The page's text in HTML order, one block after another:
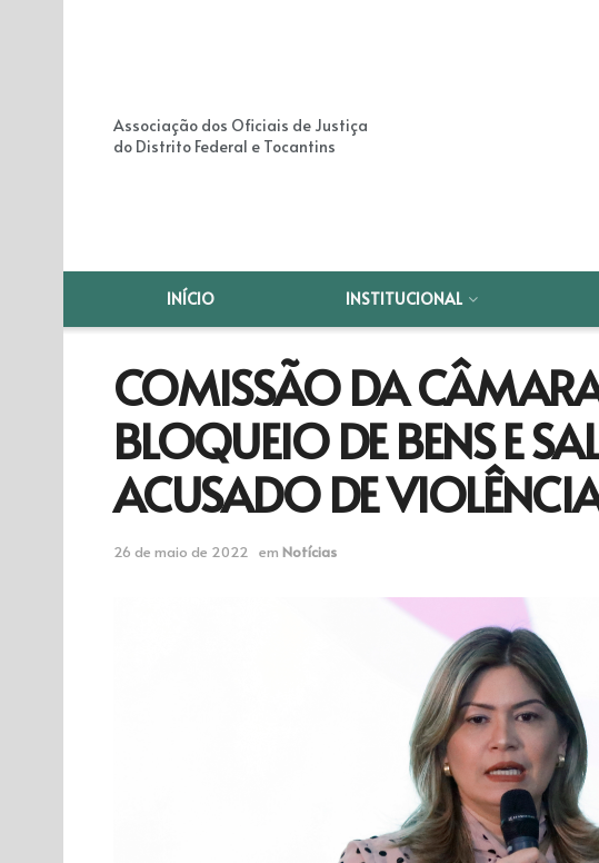
Associação dos Oficiais de Justiça
do Distrito Federal e Tocantins
INÍCIO INSTITUCIONAL
COMISSÃO DA
BLOQUEIO DE BENS E
ACUSADO DE
26 de maio de 2022 em Notícias